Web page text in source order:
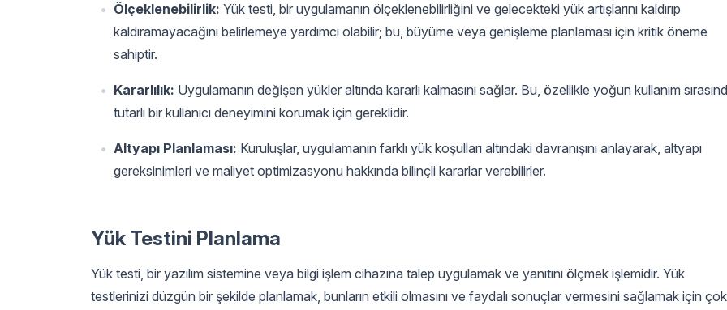
Ölçeklenebilirlik: Yük testi, bir uygulamanın ölçeklenebilirliğini ve gelecekteki yük artışlarını kaldırıp
kaldıramayacağını belirlemeye yardımcı olabilir; bu, büyüme veya genişleme planlaması için kritik öneme
sahiptir.
Kararlılık: Uygulamanın değişen yükler altında kararlı kalmasını sağlar. Bu, özellikle yoğun kullanım
tutarlı bir kullanıcı deneyimini korumak için gereklidir.
Altyapı Planlaması: Kuruluşlar, uygulamanın farklı yük koşulları altındaki davranışını anlayarak, altyapı
gereksinimleri ve maliyet optimizasyonu hakkında bilinçli kararlar verebilirler.
Yük Testini Planlama
Yük testi, bir yazılım sistemine veya bilgi işlem cihazına talep uygulamak ve yanıtını ölçmek işlemidir. Yük
testlerinizi düzgün bir şekilde planlamak, bunların etkili olmasını ve faydalı sonuçlar vermesini sağlamak için çok